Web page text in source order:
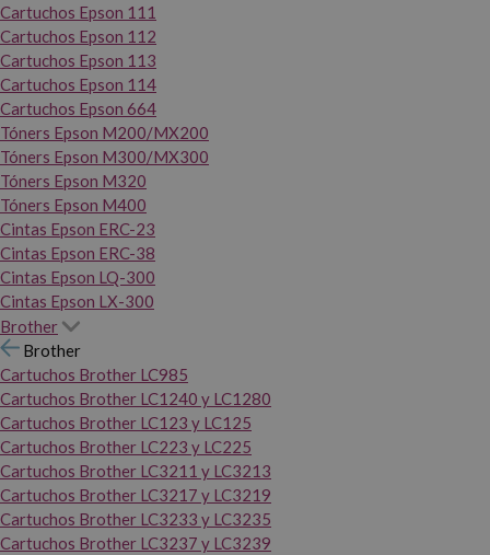
Cartuchos Epson 111
Cartuchos Epson 112
Cartuchos Epson 113
Cartuchos Epson 114
Cartuchos Epson 664
Tóners Epson M200/MX200
Tóners Epson M300/MX300
Tóners Epson M320
Tóners Epson M400
Cintas Epson ERC-23
Cintas Epson ERC-38
Cintas Epson LQ-300
Cintas Epson LX-300
Brother
Brother
Cartuchos Brother LC985
Cartuchos Brother LC1240 y LC1280
Cartuchos Brother LC123 y LC125
Cartuchos Brother LC223 y LC225
Cartuchos Brother LC3211 y LC3213
Cartuchos Brother LC3217 y LC3219
Cartuchos Brother LC3233 y LC3235
Cartuchos Brother LC3237 y LC3239